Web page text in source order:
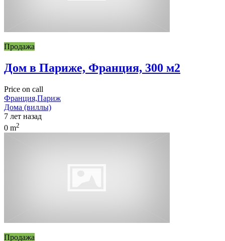
Продажа
Дом в Париже, Франция, 300 м2
Price on call
Франция,Париж
Дома (виллы)
7 лет назад
0 m2
Продажа